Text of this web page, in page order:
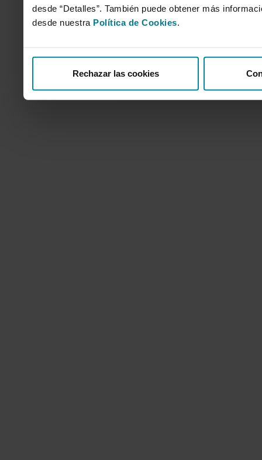
desde “Detalles”. También puede obtener más
desde nuestra Política de Cookies
Rechazar las cookies